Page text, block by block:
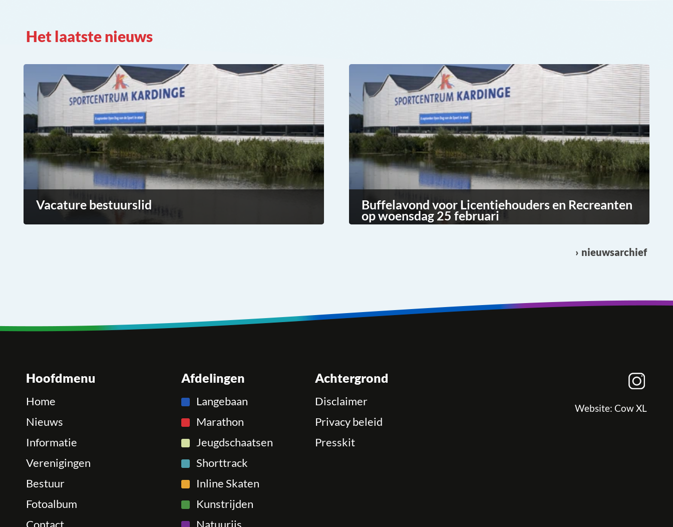
Het laatste nieuws
Vacature bestuurslid Buffelavond voor Licentiehouders en Recreanten
op woensdag 25 februari
nieuwsarchief
Hoofdmenu
Home
Nieuws
Informatie
Verenigingen
Bestuur
Fotoalbum
Contact
Afdelingen
Langebaan
Marathon
Jeugdschaatsen
Shorttrack
Inline Skaten
Kunstrijden
Natuurijs
Achtergrond
Disclaimer
Privacy beleid
Presskit
Website: Cow XL